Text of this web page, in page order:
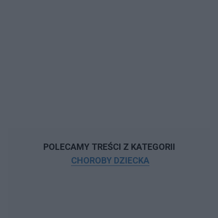
POLECAMY TREŚCI Z KATEGORII
CHOROBY DZIECKA